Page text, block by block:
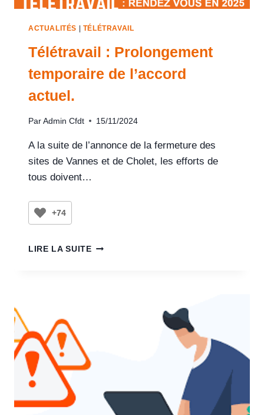
ACTUALITÉS TÉLÉTRAVAIL
Télétravail : Prolongement
temporaire de l’accord
actuel.
Par Admin Cfdt 15/11/2024
A la suite de l’annonce de la fermeture des
sites de Vannes et de Cholet, les efforts de
tous doivent…
+74
LIRE LA SUITE